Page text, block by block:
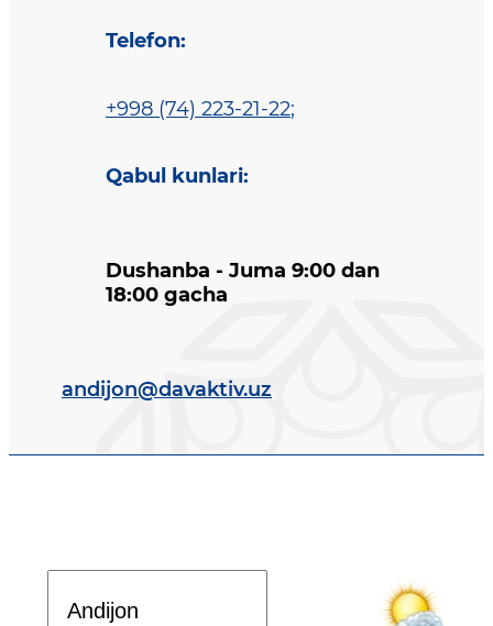
Telefon:
+998 (74) 223-21-22;
Qabul kunlari:
Dushanba - Juma 9:00 dan
18:00 gacha
andijon@davaktiv.uz